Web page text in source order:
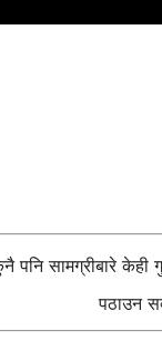
पनि सामग्रीबारे केही
पठाउन